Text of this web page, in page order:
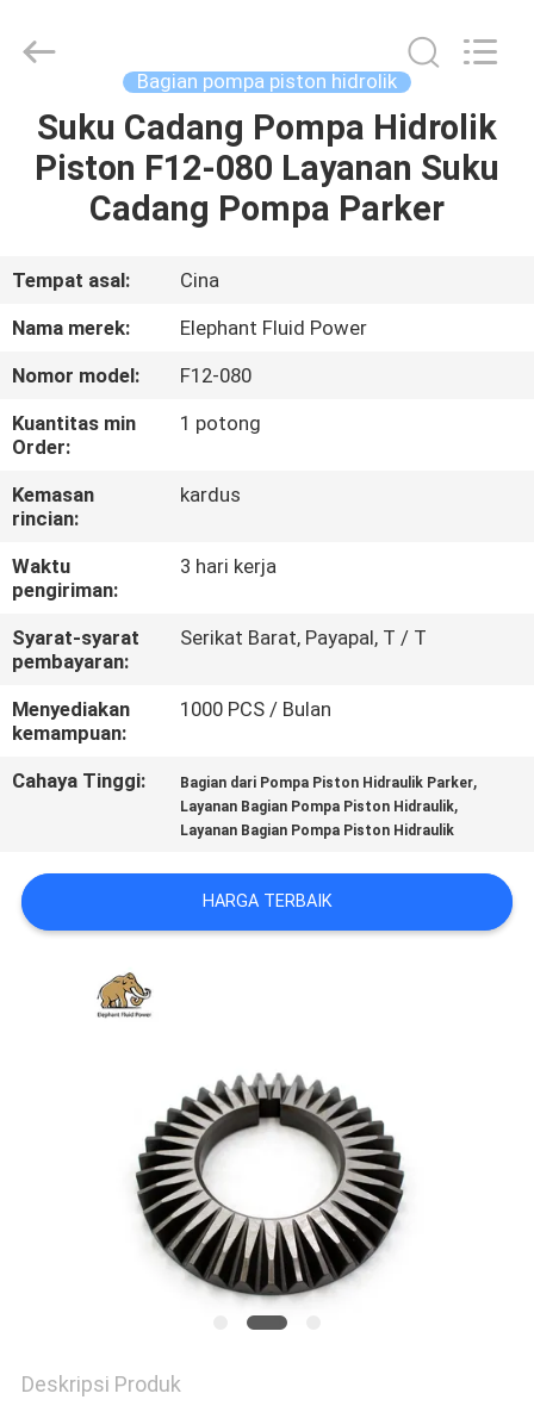
RUMAH
PRODUK
TENTANG
KAMI
TUR
PABRIK
KONTROL
KUALITAS
HUBUNGI
KAMI
BERITA
SITEMAP
PRIVACY
POLICY
Power
Co.,Ltd.
Reserved.
Bagian pompa piston hidrolik
Suku Cadang Pompa Hidrolik
Piston F12-080 Layanan Suku
Cadang Pompa Parker
Tempat asal:
Cina
Nama merek:
Elephant Fluid Power
Nomor model:
F12-080
Kuantitas min
Order:
1 potong
Kemasan
rincian:
kardus
Waktu
pengiriman:
3 hari kerja
Syarat-syarat
pembayaran:
Serikat Barat, Payapal, T / T
Menyediakan
kemampuan:
1000 PCS / Bulan
Cahaya Tinggi: Bagian dari Pompa Piston Hidraulik Parker,
Layanan Bagian Pompa Piston Hidraulik,
Layanan Bagian Pompa Piston Hidraulik
HARGA TERBAIK
Deskripsi Produk